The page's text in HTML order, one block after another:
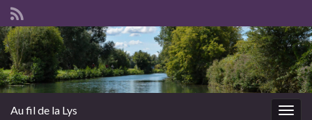
Au fil de la Lys